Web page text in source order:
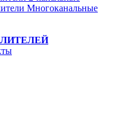
Многоканальные